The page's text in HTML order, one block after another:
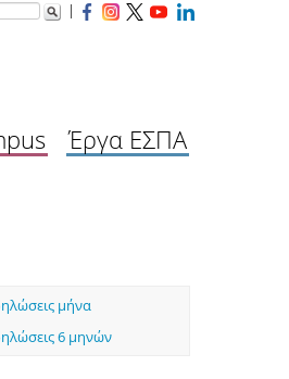
|
Έργα ΕΣΠΑ
μήνα
6 μηνών